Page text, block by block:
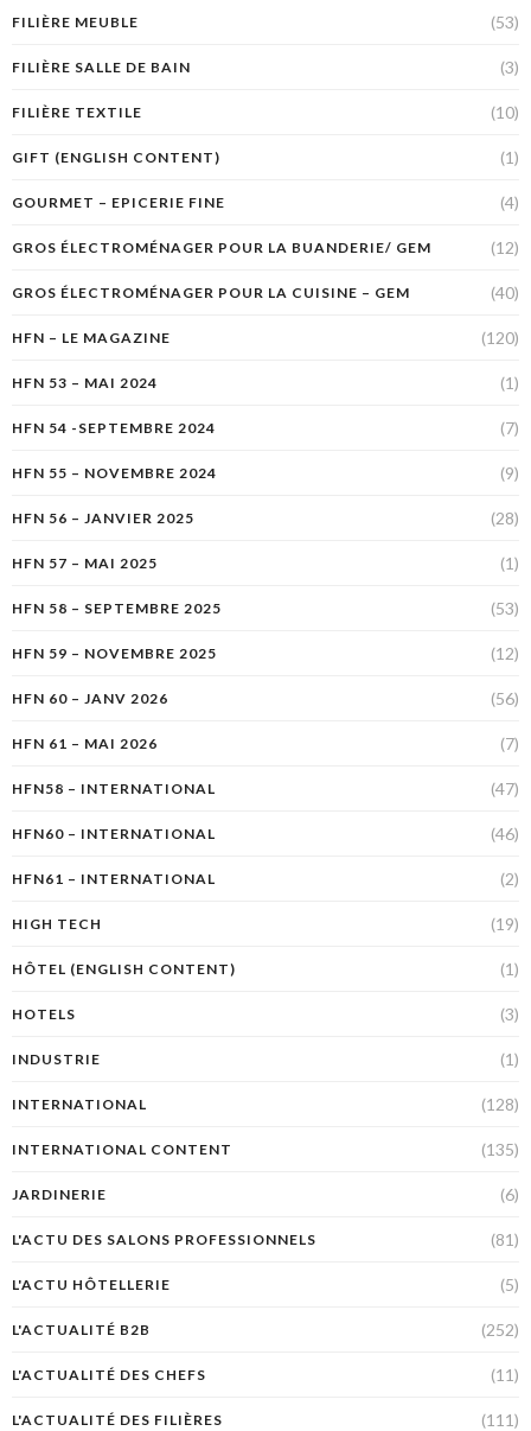
FILIÈRE MEUBLE (53)
FILIÈRE SALLE DE BAIN (3)
FILIÈRE TEXTILE (10)
GIFT (ENGLISH CONTENT) (1)
GOURMET – EPICERIE FINE (4)
GROS ÉLECTROMÉNAGER POUR LA BUANDERIE/ GEM (12)
GROS ÉLECTROMÉNAGER POUR LA CUISINE – GEM (40)
HFN – LE MAGAZINE (120)
HFN 53 – MAI 2024 (1)
HFN 54 -SEPTEMBRE 2024 (7)
HFN 55 – NOVEMBRE 2024 (9)
HFN 56 – JANVIER 2025 (28)
HFN 57 – MAI 2025 (1)
HFN 58 – SEPTEMBRE 2025 (53)
HFN 59 – NOVEMBRE 2025 (12)
HFN 60 – JANV 2026 (56)
HFN 61 – MAI 2026 (7)
HFN58 – INTERNATIONAL (47)
HFN60 – INTERNATIONAL (46)
HFN61 – INTERNATIONAL (2)
HIGH TECH (19)
HÔTEL (ENGLISH CONTENT) (1)
HOTELS (3)
INDUSTRIE (1)
INTERNATIONAL (128)
INTERNATIONAL CONTENT (135)
JARDINERIE (6)
L'ACTU DES SALONS PROFESSIONNELS (81)
L'ACTU HÔTELLERIE (5)
L'ACTUALITÉ B2B (252)
L'ACTUALITÉ DES CHEFS (11)
L'ACTUALITÉ DES FILIÈRES (111)